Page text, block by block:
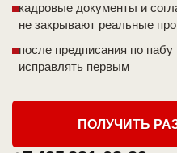
кадровые документы и
не закрывают реальные
после предписания по пабу
исправлять первым
ПОЛУЧИТЬ